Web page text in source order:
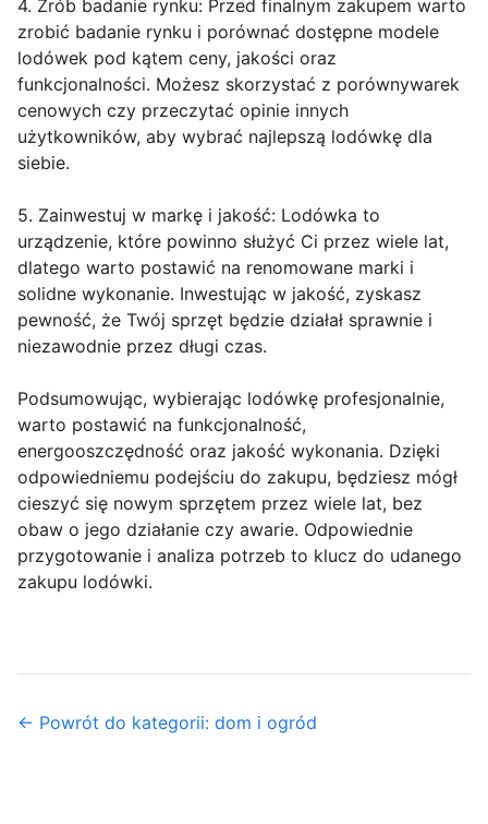
4. Zrób badanie rynku: Przed finalnym zakupem warto
zrobić badanie rynku i porównać dostępne modele
lodówek pod kątem ceny, jakości oraz
funkcjonalności. Możesz skorzystać z porównywarek
cenowych czy przeczytać opinie innych
użytkowników, aby wybrać najlepszą lodówkę dla
siebie.
5. Zainwestuj w markę i jakość: Lodówka to
urządzenie, które powinno służyć Ci przez wiele lat,
dlatego warto postawić na renomowane marki i
solidne wykonanie. Inwestując w jakość, zyskasz
pewność, że Twój sprzęt będzie działał sprawnie i
niezawodnie przez długi czas.
Podsumowując, wybierając lodówkę profesjonalnie,
warto postawić na funkcjonalność,
energooszczędność oraz jakość wykonania. Dzięki
odpowiedniemu podejściu do zakupu, będziesz mógł
cieszyć się nowym sprzętem przez wiele lat, bez
obaw o jego działanie czy awarie. Odpowiednie
przygotowanie i analiza potrzeb to klucz do udanego
zakupu lodówki.
← Powrót do kategorii: dom i ogród